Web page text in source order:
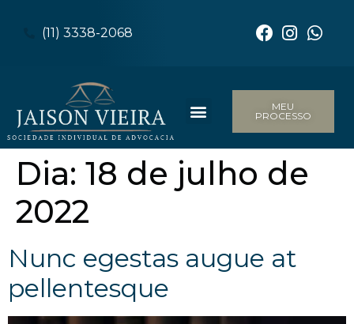
(11) 3338-2068
MEU
PROCESSO
Dia: 18 de julho de
2022
Nunc egestas augue at
pellentesque